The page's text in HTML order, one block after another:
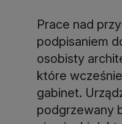
Prace nad
podpisaniem
osobisty
które
gabinet.
podgrzewany